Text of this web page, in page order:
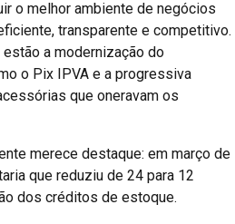
o melhor ambiente de negócios
transparente e competitivo.
a modernização do
o Pix IPVA e a progressiva
que oneravam os
merece destaque: em março de
que reduziu de 24 para 12
dos créditos de estoque.